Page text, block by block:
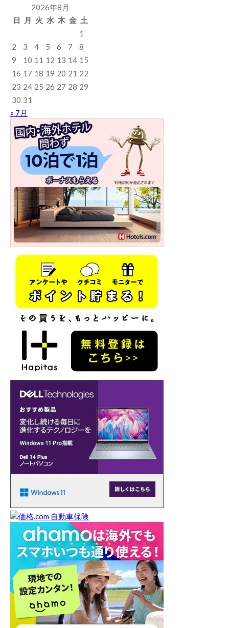
2026年8月
日
月 火 水 木 金 土
1
2
3 4 5 6 7
8
9
10 11 12 13 14 15
16 17 18 19 20 21 22
23 24 25 26 27 28 29
30 31
« 7月